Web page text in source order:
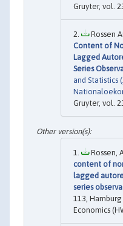
Gruyter, vol.
Rossen
Content of
Lagged
Series
and Statistics
Gruyter, vol.
Rossen,
content of
lagged
series
113,
Economics